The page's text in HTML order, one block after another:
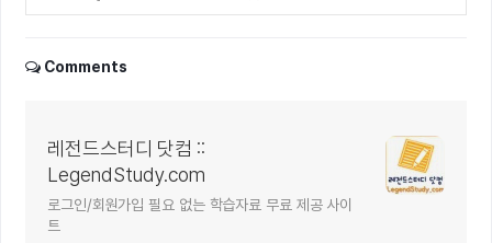
Comments
레전드스터디 닷컴 ::
LegendStudy.com
로그인/회원가입 필요 없는 학습자료 무료 제공 사이
트